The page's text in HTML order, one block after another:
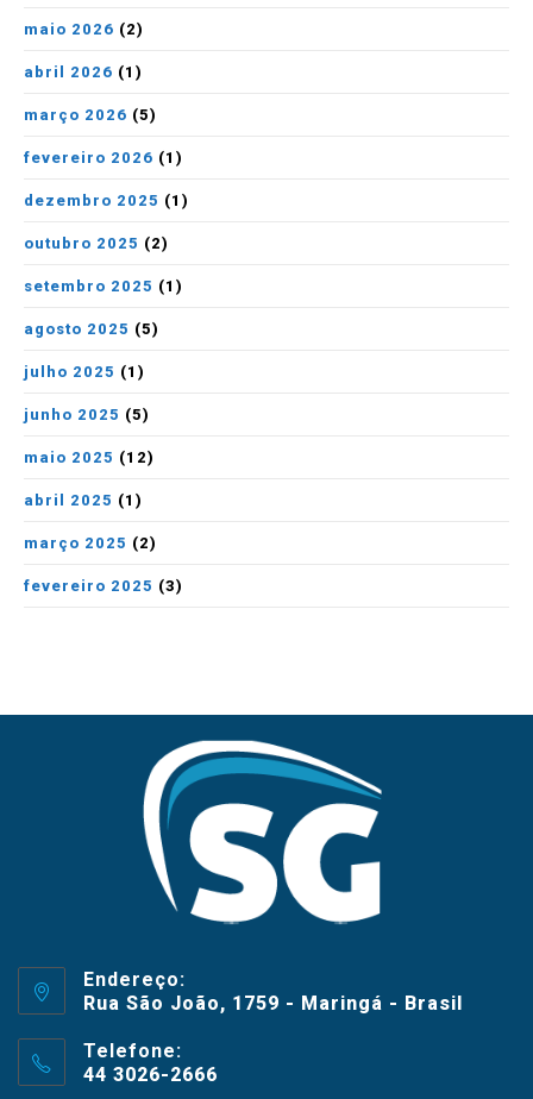
maio 2026 (2)
abril 2026 (1)
março 2026 (5)
fevereiro 2026 (1)
dezembro 2025 (1)
outubro 2025 (2)
setembro 2025 (1)
agosto 2025 (5)
julho 2025 (1)
junho 2025 (5)
maio 2025 (12)
abril 2025 (1)
março 2025 (2)
fevereiro 2025 (3)
Endereço:
Rua São João, 1759 - Maringá - Brasil
Telefone:
44 3026-2666